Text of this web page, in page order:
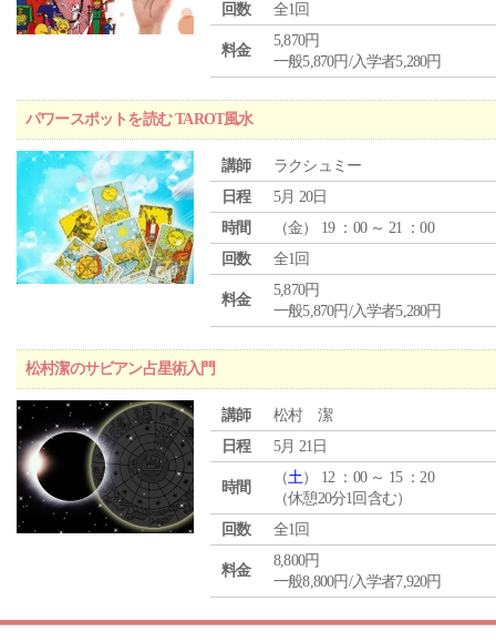
回数
全1回
料金
5,870円
一般5,870円/入学者5,280円
パワースポットを読む TAROT風水
講師
ラクシュミー
日程
5月 20日
時間
（金） 19 ：00 ～ 21 ：00
回数
全1回
料金
5,870円
一般5,870円/入学者5,280円
松村潔のサビアン占星術入門
講師
松村 潔
日程
5月 21日
時間
（土） 12 ：00 ～ 15 ：20
（休憩20分1回含む）
回数
全1回
料金
8,800円
一般8,800円/入学者7,920円